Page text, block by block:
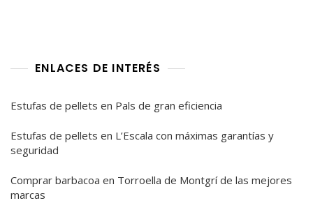
ENLACES DE INTERÉS
Estufas de pellets en Pals de gran eficiencia
Estufas de pellets en L’Escala con máximas garantías y
seguridad
Comprar barbacoa en Torroella de Montgrí de las mejores
marcas